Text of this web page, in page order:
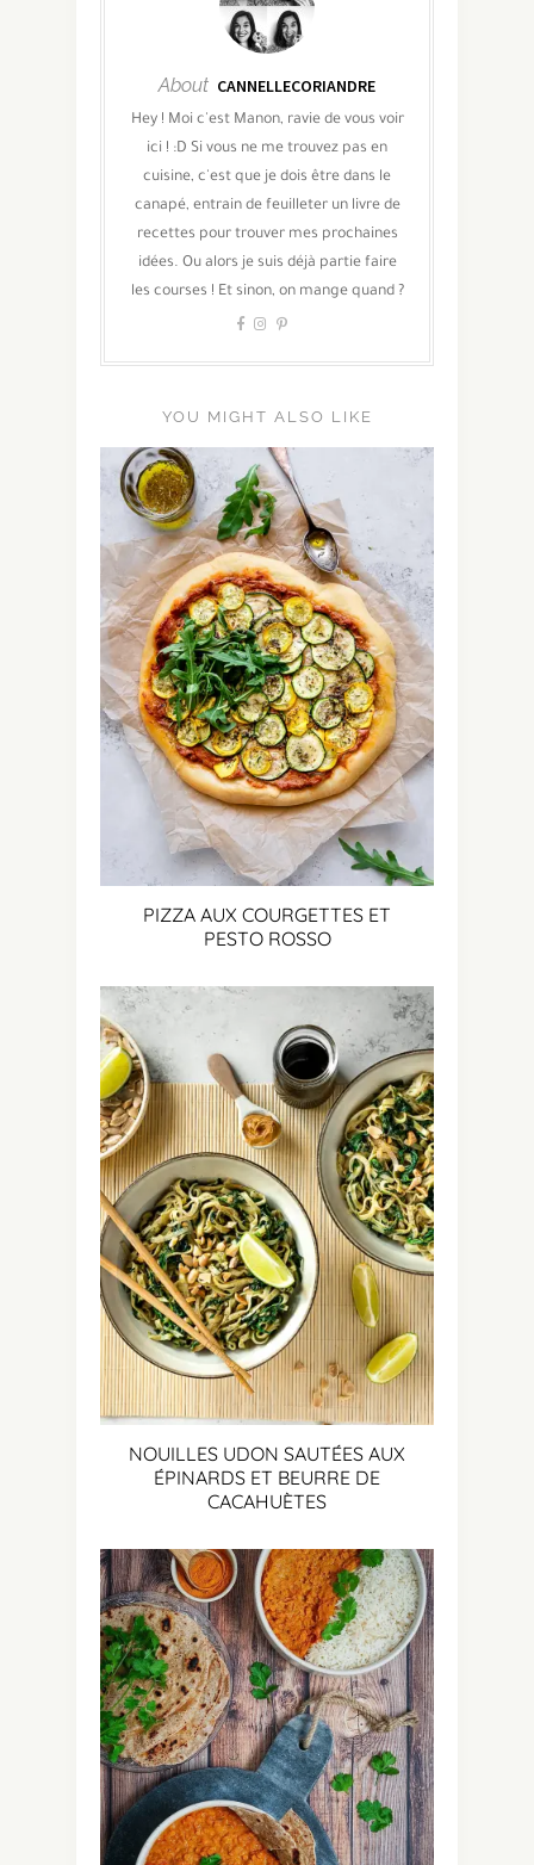
About CANNELLECORIANDRE
Hey ! Moi c'est Manon, ravie de vous voir
ici ! :D Si vous ne me trouvez pas en
cuisine, c'est que je dois être dans le
canapé, entrain de feuilleter un livre de
recettes pour trouver mes prochaines
idées. Ou alors je suis déjà partie faire
les courses ! Et sinon, on mange quand ?
YOU MIGHT ALSO LIKE
PIZZA AUX COURGETTES ET
PESTO ROSSO
NOUILLES UDON SAUTÉES AUX
ÉPINARDS ET BEURRE DE
CACAHUÈTES